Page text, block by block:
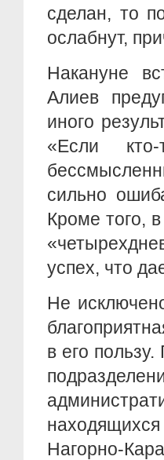
сделан, то
ослабнут,
Накануне
Алиев
иного
«Если
сильно
Кроме того,
успех, что
Не
в его
Нагорно-